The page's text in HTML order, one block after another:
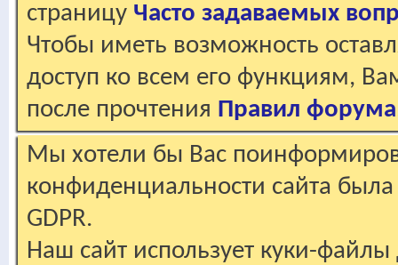
страницу Часто задаваемых
Чтобы иметь возможность
доступ ко всем его функциям,
после прочтения Правил форума
Мы хотели бы Вас
конфиденциальности сайта
GDPR.
Наш сайт использует куки-файлы